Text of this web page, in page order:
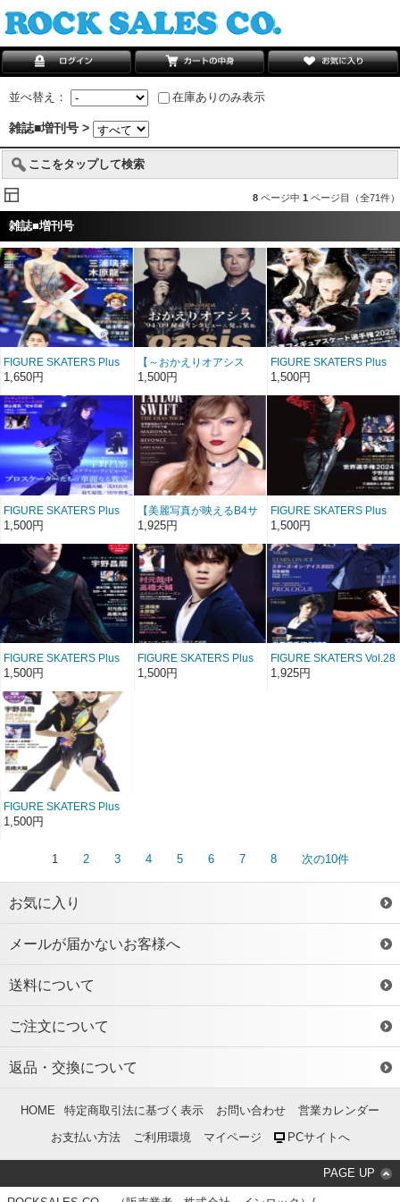
並べ替え： 在庫ありのみ表示
雑誌■増刊号 >
ここをタップして検索
8 ページ中 1 ページ目（全71件）
雑誌■増刊号
FIGURE SKATERS Plus
Vol.15／フィギュアスケ
1,650円
【～おかえりオアシス
～ '94-'09の軌跡を辿る
集】イン・ロック・スペ
シャル Vol.2
1,500円
FIGURE SKATERS Plus
Vol.14／フィギュアスケ
1,500円
FIGURE SKATERS Plus
Vol.13／フィギュアスケ
ーターズ・プラス13
1,500円
【美麗写真が映えるB4サ
イズの大判マガジン】イ
ン・ロック・スペシャル
Vol.1
1,925円
FIGURE SKATERS Plus
Vol.12／フィギュアスケ
ーターズ・プラス12
1,500円
FIGURE SKATERS Plus
Vol.11／フィギュアスケー
1,500円
FIGURE SKATERS Plus
Vol.10／フィギュアスケ
1,500円
FIGURE SKATERS Vol.28
／フィギュア・スケータ
1,925円
FIGURE SKATERS Plus
Vol.9／フィギュアスケー
ターズ・プラス9
1,500円
1 2 3 4 5 6 7 8 次の10件
お気に入り
メールが届かないお客様へ
送料について
ご注文について
返品・交換について
HOME 特定商取引法に基づく表示 お問い合わせ
営業カレンダー
お支払い方法
ご利用環境 マイページ PCサイトへ
PAGE UP